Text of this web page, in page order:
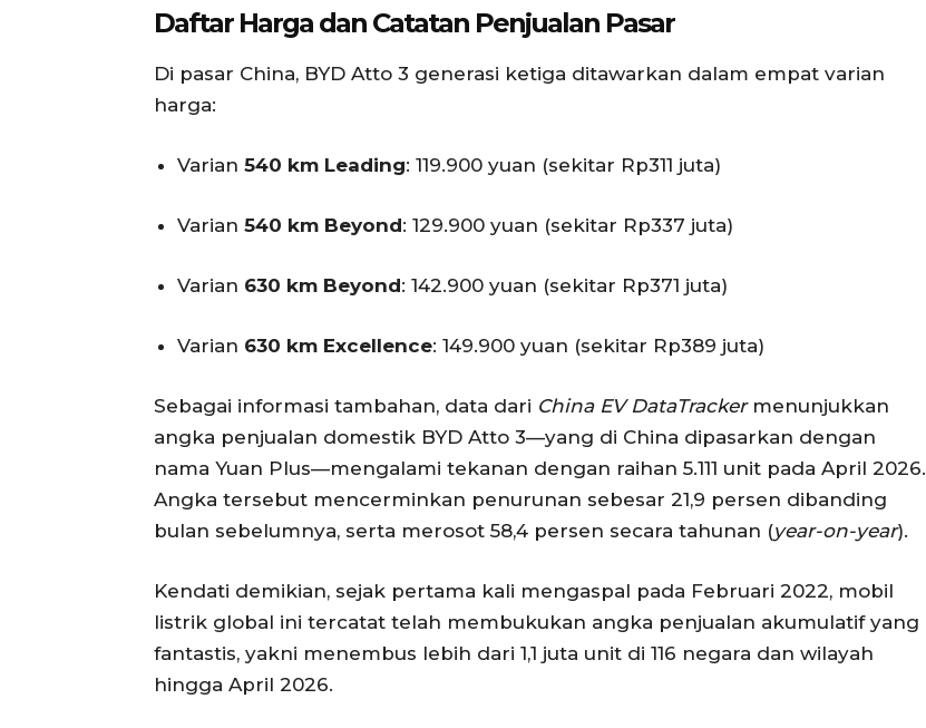
Daftar Harga dan Catatan Penjualan Pasar
Di pasar China, BYD Atto 3 generasi ketiga ditawarkan dalam empat varian
harga:
Varian 540 km Leading: 119.900 yuan (sekitar Rp311 juta)
Varian 540 km Beyond: 129.900 yuan (sekitar Rp337 juta)
Varian 630 km Beyond: 142.900 yuan (sekitar Rp371 juta)
Varian 630 km Excellence: 149.900 yuan (sekitar Rp389 juta)
Sebagai informasi tambahan, data dari China EV DataTrackermenunjukkan
angka penjualan domestik BYD Atto 3—yang di China dipasarkan dengan
nama Yuan Plus—mengalami tekanan dengan raihan 5.111 unit pada April 2026.
Angka tersebut mencerminkan penurunan sebesar 21,9 persen dibanding
bulan sebelumnya, serta merosot 58,4 persen secara tahunan (year-on-year).
Kendati demikian, sejak pertama kali mengaspal pada Februari 2022, mobil
listrik global ini tercatat telah membukukan angka penjualan akumulatif yang
fantastis, yakni menembus lebih dari 1,1 juta unit di 116 negara dan wilayah
hingga April 2026.